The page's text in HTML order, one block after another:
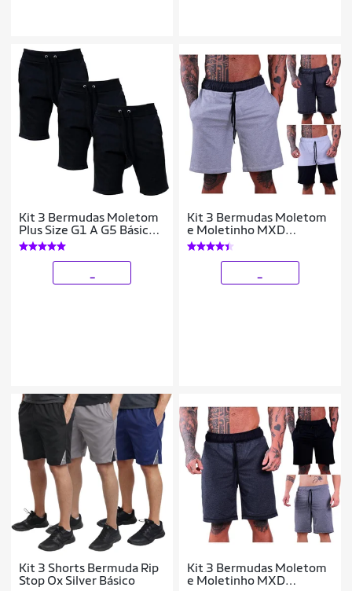
Kit 3 Bermudas Moletom
Plus Size G1 A G5 Básica
Bolsos Academia
Kit 3 Bermudas Moletom
e Moletinho MXD
Conceito Cores Diversas
Opções Básica Para o Dia
Kit 3 Shorts Bermuda Rip
Stop Ox Silver Básico
Kit 3 Bermudas Moletom
e Moletinho MXD